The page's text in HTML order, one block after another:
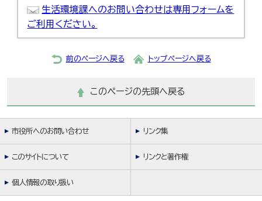
生活環境課へのお問い合わせは専用フォームを
ご利用ください。
前のページへ戻る トップページへ戻る
このページの先頭へ戻る
市役所へのお問い合わせ リンク集
このサイトについて リンクと著作権
個人情報の取り扱い